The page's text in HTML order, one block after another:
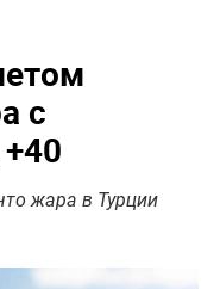
с
жара в Турции